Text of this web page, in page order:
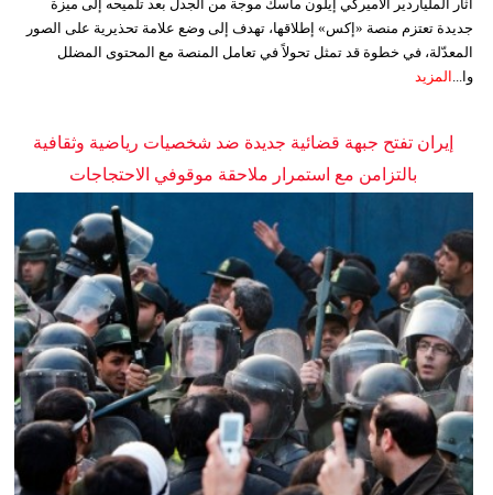
أثار الملياردير الأميركي إيلون ماسك موجة من الجدل بعد تلميحه إلى ميزة
جديدة تعتزم منصة «إكس» إطلاقها، تهدف إلى وضع علامة تحذيرية على الصور
المعدّلة، في خطوة قد تمثل تحولاً في تعامل المنصة مع المحتوى المضلل
وا... المزيد
إيران تفتح جبهة قضائية جديدة ضد شخصيات رياضية وثقافية
بالتزامن مع استمرار ملاحقة موقوفي الاحتجاجات